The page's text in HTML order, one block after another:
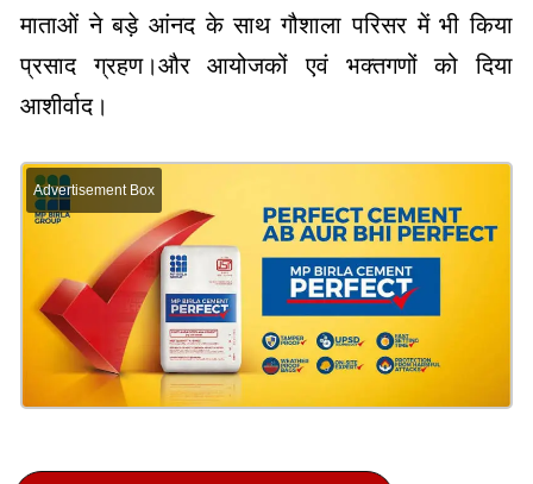
माताओं ने बड़े आंनद के साथ गौशाला परिसर में भी किया
प्रसाद ग्रहण।और आयोजकों एवं भक्तगणों को दिया
आशीर्वाद।
Advertisement Box